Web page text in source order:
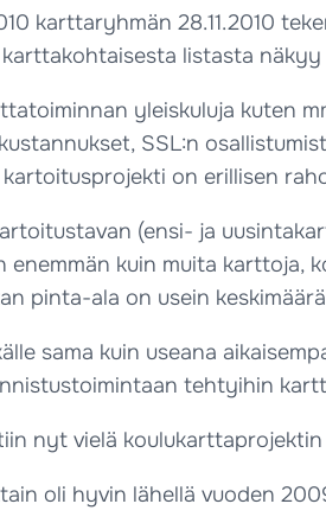
karttaryhmän 28.11.2010
karttakohtaisesta listasta
yleiskuluja kuten
SSL:n
on erillisen
(ensi- ja
enemmän kuin muita
pinta-ala on usein
sama kuin useana
tehtyihin
nyt vielä
oli hyvin lähellä vuoden